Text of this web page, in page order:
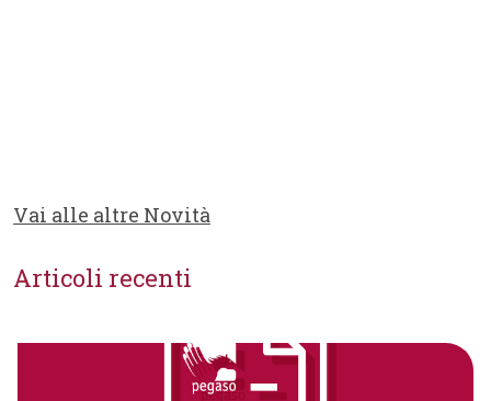
Vai alle altre Novità
Articoli recenti